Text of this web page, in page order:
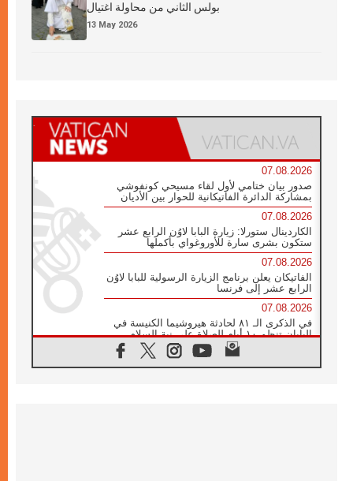
بولس الثاني من محاولة اغتيال
13 May 2026
07.08.2026
صدور بيان ختامي لأول لقاء مسيحي كونفوشي
بمشاركة الدائرة الفاتيكانية للحوار بين الأديان
07.08.2026
الكاردينال ستورلا: زيارة البابا لاوُن الرابع عشر
ستكون بشرى سارة للأوروغواي بأكملها
07.08.2026
الفاتيكان يعلن برنامج الزيارة الرسولية للبابا لاوُن
الرابع عشر إلى فرنسا
07.08.2026
في الذكرى الـ ٨١ لحادثة هيروشيما الكنيسة في
اليابان تنظم ١٠ أيام للصلاة على نية السلام
الكنيسة في الأوروغواي: زيارة البابا ستعزز